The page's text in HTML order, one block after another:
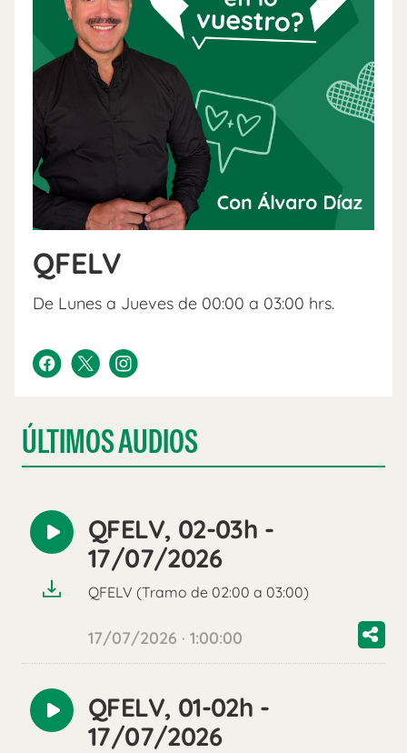
QFELV
De Lunes a Jueves de 00:00 a 03:00 hrs.
ÚLTIMOS AUDIOS
Reproducir
audio
QFELV, 02-03h -
17/07/2026
QFELV (Tramo de 02:00 a 03:00)
17/07/2026 · 1:00:00
Reproducir
audio
QFELV, 01-02h -
17/07/2026